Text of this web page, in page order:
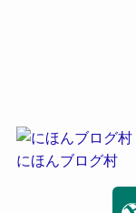
にほんブログ村